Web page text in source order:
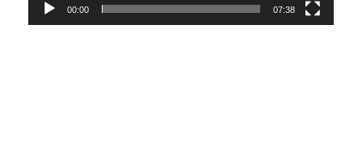
00:00 07:38